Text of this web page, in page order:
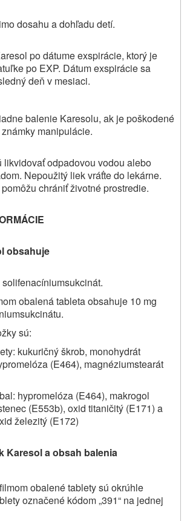
dosahu a dohľadu detí.
po dátume exspirácie, ktorý je
po EXP. Dátum exspirácie sa
deň v mesiaci.
balenie Karesolu, ak je poškodené
manipulácie.
likvidovať odpadovou vodou alebo
Nepoužitý liek vráťte do lekárne.
chrániť životné prostredie.
obsahuje
obalená tableta obsahuje 10 mg
sú:
kukuričný škrob, monohydrát
(E464), magnéziumstearát
hypromelóza (E464), makrogol
(E553b), oxid titaničitý (E171) a
železitý (E172)
Karesol a obsah balenia
obalené tablety sú okrúhle
označené kódom „391“ na jednej